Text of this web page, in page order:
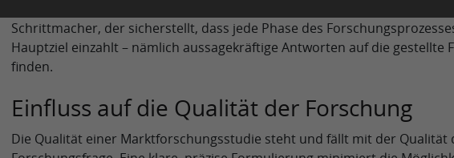
Schrittmacher, der sicherstellt, dass jede Phase des
Hauptziel einzahlt – nämlich aussagekräftige Antworten auf die gestellte
finden.
Einfluss auf die Qualität der Forschung
Die Qualität einer Marktforschungsstudie steht und fällt mit der Qualität